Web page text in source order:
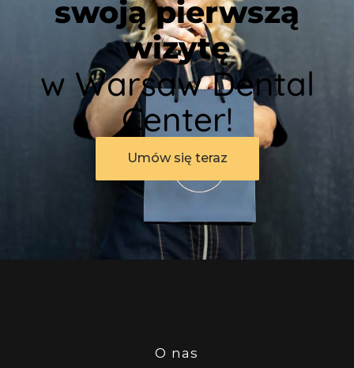
swoją pierwszą
wizytę
w Warsaw Dental
Center!
Umów się teraz
O nas